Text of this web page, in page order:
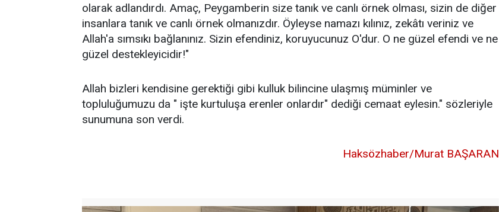
olarak adlandırdı. Amaç, Peygamberin size tanık ve canlı örnek olması, sizin de diğer
insanlara tanık ve canlı örnek olmanızdır. Öyleyse namazı kılınız, zekâtı veriniz ve
Allah'a sımsıkı bağlanınız. Sizin efendiniz, koruyucunuz O'dur. O ne güzel efendi ve ne
güzel destekleyicidir!"
Allah bizleri kendisine gerektiği gibi kulluk bilincine ulaşmış müminler ve
topluluğumuzu da " işte kurtuluşa erenler onlardır" dediği cemaat eylesin." sözleriyle
sunumuna son verdi.
Haksözhaber/Murat BAŞARAN